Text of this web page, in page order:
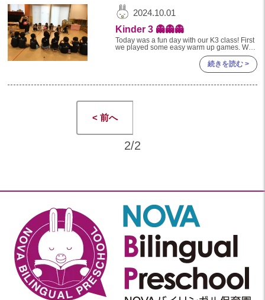
2024.10.01
Kinder 3 👻👻👻
Today was a fun day with our K3 class! First
we played some easy warm up games. We
続きを読む >
< 前へ
2/2